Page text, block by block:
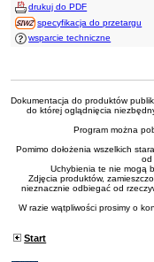
drukuj do PDF
specyfikacja do przetargu
wsparcie techniczne
Dokumentacja do produktów
do której oglądnięcia
Program można
Pomimo dołożenia wszelkich
od
Uchybienia te nie mogą
Zdjęcia produktów,
nieznacznie odbiegać od
W razie wątpliwości prosimy o
Start